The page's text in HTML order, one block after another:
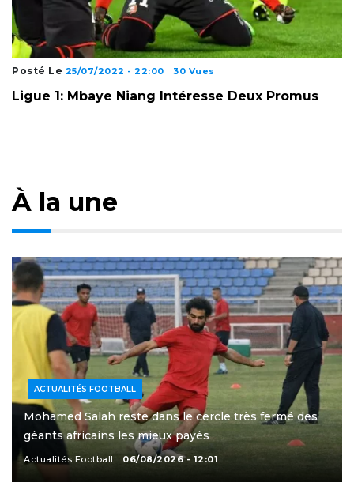
Posté Le 25/07/2022 - 22:00 30 Vues
Ligue 1: Mbaye Niang Intéresse Deux Promus
À la une
ACTUALITÉS FOOTBALL
Mohamed Salah reste dans le cercle très fermé des
géants africains les mieux payés
Actualités Football 06/08/2026 - 12:01